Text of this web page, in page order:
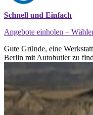
Schnell und Einfach
Angebote einholen –
Gute Gründe, eine
Berlin mit Autobutler zu